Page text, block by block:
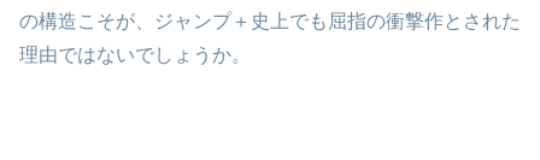
の構造こそが、ジャンプ＋史上でも屈指の衝撃作とされた
理由ではないでしょうか。